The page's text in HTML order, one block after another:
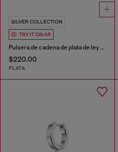
SILVER COLLECTION
TRY IT ON AR
Pulsera de cadena de plata de ley y perlas
$220.00
PLATA